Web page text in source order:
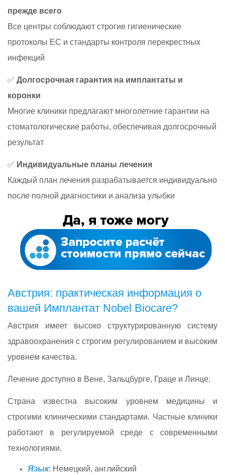
прежде всего
Все центры соблюдают строгие гигиенические
протоколы ЕС и стандарты контроля перекрестных
инфекций
✅ Долгосрочная гарантия на имплантаты и
коронки
Многие клиники предлагают многолетние гарантии на
стоматологические работы, обеспечивая долгосрочный
результат
✅ Индивидуальные планы лечения
Каждый план лечения разрабатывается индивидуально
после полной диагностики и анализа улыбки
Австрия: практическая информация о
вашей Имплантат Nobel Biocare?
Австрия имеет высоко структурированную систему
здравоохранения с строгим регулированием и высоким
уровнем качества.
Лечение доступно в Вене, Зальцбурге, Граце и Линце.
Страна известна высоким уровнем медицины и
строгими клиническими стандартами. Частные клиники
работают в регулируемой среде с современными
технологиями.
Язык: Немецкий, английский